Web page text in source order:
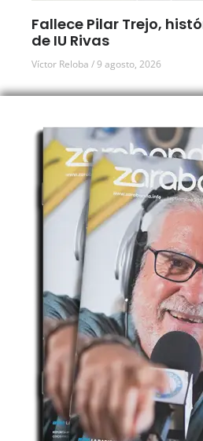
Fallece Pilar Trejo,
de IU Rivas
Víctor Reloba 9 agosto, 2026